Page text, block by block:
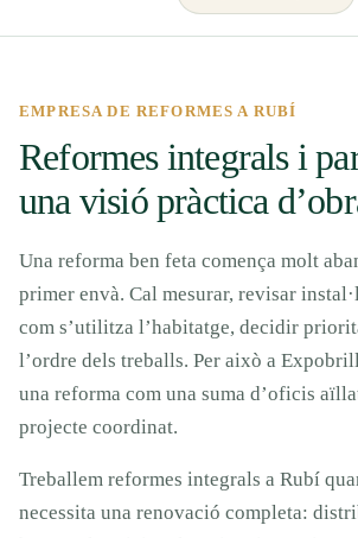
EMPRESA DE REFORMES A RUBÍ
Reformes integrals i
una visió pràctica
Una reforma ben feta comença molt
primer envà. Cal mesurar, revisar
com s’utilitza l’habitatge, decidir
l’ordre dels treballs. Per això a
una reforma com una suma d’oficis
projecte coordinat.
Treballem reformes integrals a Rubí
necessita una renovació completa: